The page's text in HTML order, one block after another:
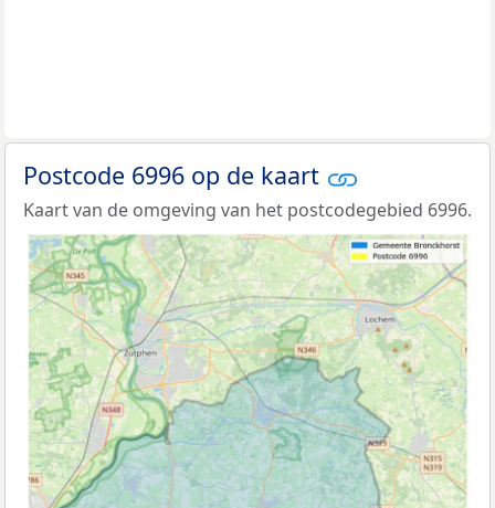
Postcode 6996 op de kaart
Kaart van de omgeving van het postcodegebied 6996.